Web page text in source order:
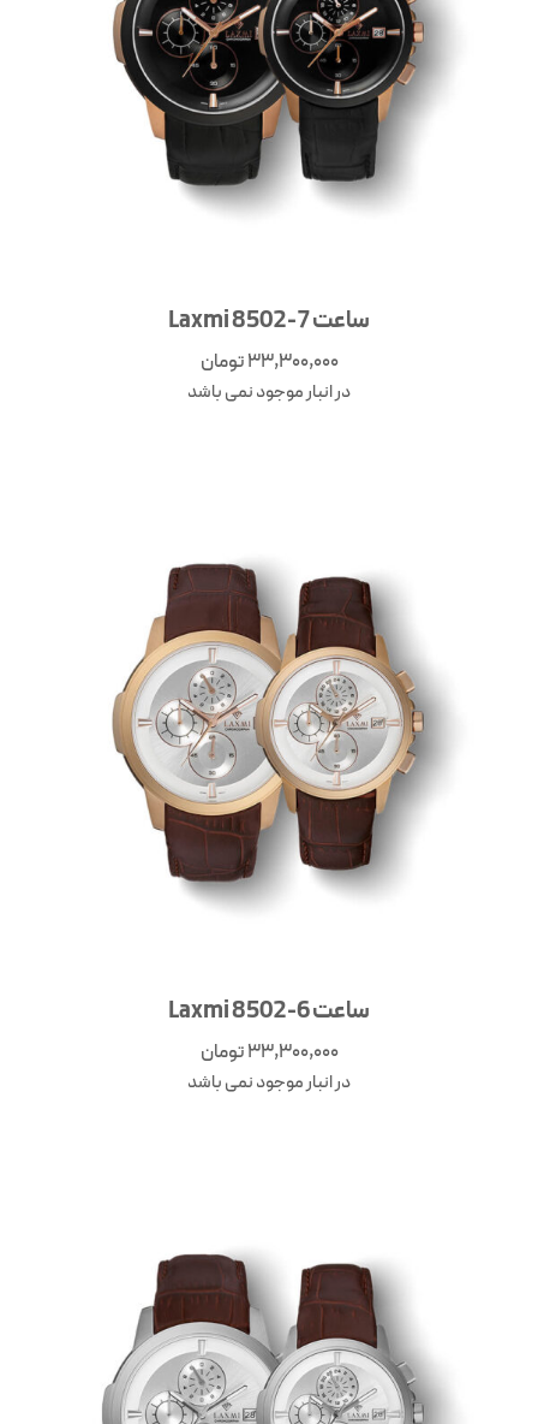
ساعت Laxmi 8502-7
33,300,000تومان
در انبار موجود نمی باشد
ساعت Laxmi 8502-6
33,300,000تومان
در انبار موجود نمی باشد